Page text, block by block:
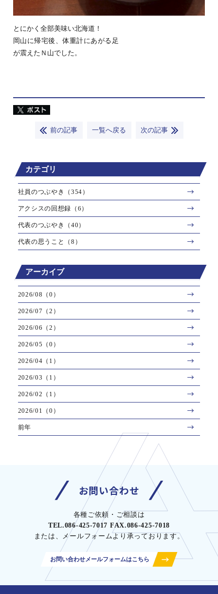
とにかく全部美味い北海道！
岡山に帰宅後、体重計にあがる足
が震えたＮ山でした。
前の記事 一覧へ戻る 次の記事
カテゴリ
社員のつぶやき（354）
アクシスの回想録（6）
代表のつぶやき（40）
代表の思うこと（8）
アーカイブ
2026/08（0）
2026/07（2）
2026/06（2）
2026/05（0）
2026/04（1）
2026/03（1）
2026/02（1）
2026/01（0）
前年
お問い合わせ
各種ご依頼・ご相談は
TEL.086-425-7017 FAX.086-425-7018
または、メールフォームより承っております。
お問い合わせメールフォームはこちら